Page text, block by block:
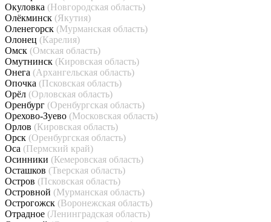
Окуловка (Новгородская область)
Олёкминск (Якутия)
Оленегорск (Мурманская область)
Олонец (Карелия)
Омск (Омская область)
Омутнинск (Кировская область)
Онега (Архангельская область)
Опочка (Псковская область)
Орёл (Орловская область)
Оренбург (Оренбургская область)
Орехово-Зуево (Московская область)
Орлов (Кировская область)
Орск (Оренбургская область)
Оса (Пермский край)
Осинники (Кемеровская область)
Осташков (Тверская область)
Остров (Псковская область)
Островной (Мурманская область)
Острогожск (Воронежская область)
Отрадное (Ленинградская область)